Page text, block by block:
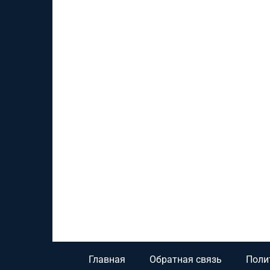
Главная Обратная связь